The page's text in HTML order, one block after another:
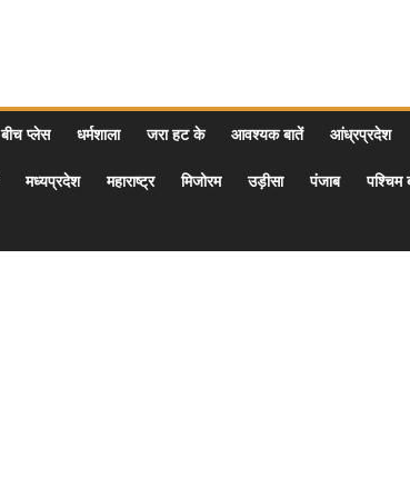
बीच प्लेस धर्मशाला जरा हट के आवश्यक बातें आंध्रप्रदेश
मध्यप्रदेश महाराष्ट्र मिजोरम उड़ीसा पंजाब पश्चिम